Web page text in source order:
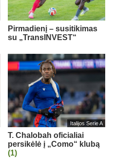
Pirmadienį – susitikimas
su „TransINVEST“
Italijos Serie A
T. Chalobah oficialiai
persikėlė į „Como“ klubą
(1)